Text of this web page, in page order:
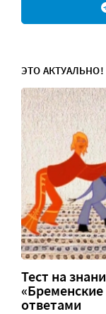
ЭТО АКТУАЛЬНО!
Тест на
ответами